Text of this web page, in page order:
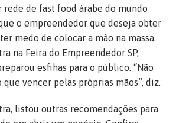
rede de fast food árabe do mundo
o empreendedor que deseja obter
medo de colocar a mão na massa.
na Feira do Empreendedor SP,
esfihas para o público. “Não
que vencer pelas próprias mãos”, diz.
listou outras recomendações para